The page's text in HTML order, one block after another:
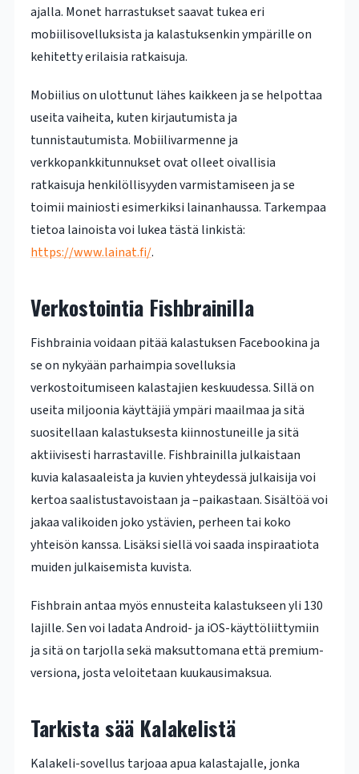
ajalla. Monet harrastukset saavat tukea eri
mobiilisovelluksista ja kalastuksenkin ympärille on
kehitetty erilaisia ratkaisuja.
Mobiilius on ulottunut lähes kaikkeen ja se helpottaa
useita vaiheita, kuten kirjautumista ja
tunnistautumista. Mobiilivarmenne ja
verkkopankkitunnukset ovat olleet oivallisia
ratkaisuja henkilöllisyyden varmistamiseen ja se
toimii mainiosti esimerkiksi lainanhaussa. Tarkempaa
tietoa lainoista voi lukea tästä linkistä:
https://www.lainat.fi/.
Verkostointia Fishbrainilla
Fishbrainia voidaan pitää kalastuksen Facebookina ja
se on nykyään parhaimpia sovelluksia
verkostoitumiseen kalastajien keskuudessa. Sillä on
useita miljoonia käyttäjiä ympäri maailmaa ja sitä
suositellaan kalastuksesta kiinnostuneille ja sitä
aktiivisesti harrastaville. Fishbrainilla julkaistaan
kuvia kalasaaleista ja kuvien yhteydessä julkaisija voi
kertoa saalistustavoistaan ja –paikastaan. Sisältöä voi
jakaa valikoiden joko ystävien, perheen tai koko
yhteisön kanssa. Lisäksi siellä voi saada inspiraatiota
muiden julkaisemista kuvista.
Fishbrain antaa myös ennusteita kalastukseen yli 130
lajille. Sen voi ladata Android- ja iOS-käyttöliittymiin
ja sitä on tarjolla sekä maksuttomana että premium-
versiona, josta veloitetaan kuukausimaksua.
Tarkista sää Kalakelistä
Kalakeli-sovellus tarjoaa apua kalastajalle, jonka